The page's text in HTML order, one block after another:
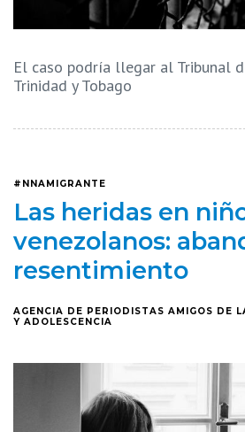
El caso podría llegar al Tribunal
Trinidad y Tobago
#NNAMIGRANTE
Las heridas en
venezolanos:
resentimiento
AGENCIA DE PERIODISTAS AMIGOS DE
Y ADOLESCENCIA